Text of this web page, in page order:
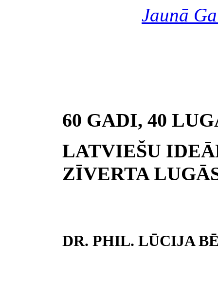
Jaunā
60 GADI, 40
LATVIEŠU
ZĪVERTA
DR. PHIL. LŪCIJA